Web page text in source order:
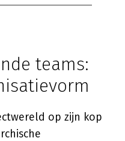
teams:
op zijn kop